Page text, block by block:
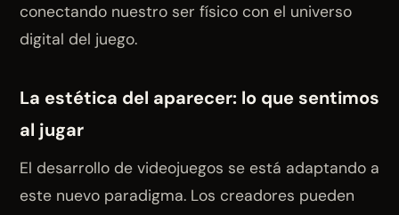
conectando nuestro ser físico con el universo
digital del juego.
La estética del aparecer: lo que sentimos
al jugar
El desarrollo de videojuegos se está adaptando a
este nuevo paradigma. Los creadores pueden